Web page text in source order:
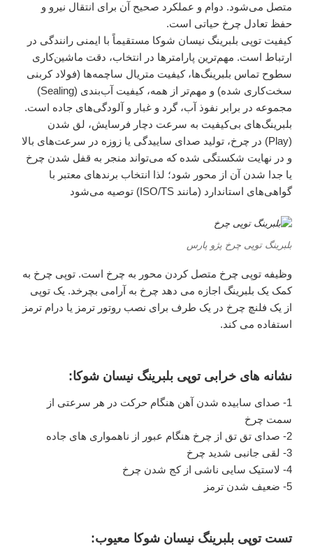
متصل می‌شود. دوام و عملکرد صحیح آن برای انتقال نیرو و
حفظ تعادل چرخ حیاتی است.
کیفیت توپی بلبرینگ نیسان شوکا مستقیماً با ایمنی رانندگی در
ارتباط است. مهم‌ترین پارامترها در انتخاب، دقت ماشین‌کاری
سطوح تماس بلبرینگ‌ها، کیفیت متریال ساچمه‌ها (فولاد کربنی
سخت‌کاری شده) و مهم‌تر از همه، کیفیت آب‌بندی (Sealing)
مجموعه در برابر نفوذ آب، گرد و غبار و آلودگی‌های جاده است.
بلبرینگ‌های بی‌کیفیت به سرعت دچار فرسایش، لق شدن
(Play) در چرخ، تولید صدای ساییدگی یا زوزه در سرعت‌های بالا
و در نهایت شکستگی شده که می‌تواند منجر به قفل شدن چرخ
یا جدا شدن آن از محور شود؛ لذا انتخاب برندهای معتبر با
گواهی‌های استاندارد (مانند ISO/TS) توصیه می‌شود
بلبرینگ توپی چرخ پژو پارس
وظیفه توپی چرخ متصل کردن محور به چرخ است. توپی چرخ به
کمک یک بلبرینگ اجازه می دهد چرخ به آرامی بچرخد. یک توپی
از یک فلنچ چرخ در یک طرف برای نصب روتور ترمز یا درام ترمز
استفاده می کند.
نشانه های خرابی توپی بلبرینگ نیسان شوکا:
1- صدای سابیده شدن آهن هنگام حرکت در هر سرعتی از
سمت چرخ
2- صدای تق تق از چرخ هنگام عبور از ناهمواری های جاده
3- لقی جانبی شدید چرخ
4- لاستیک سایی ناشی از کج شدن چرخ
5- ضعیف شدن ترمز
تست توپی بلبرینگ نیسان شوکا معیوب: